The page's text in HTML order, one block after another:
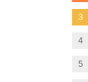
3
4
5